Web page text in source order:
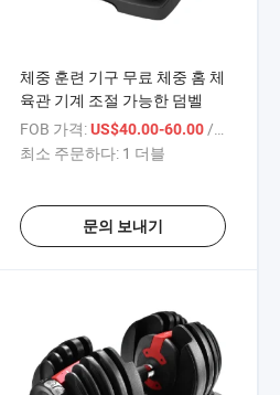
체중 훈련 기구 무료 체중 홈 체
육관 기계 조절 가능한 덤벨
FOB 가격: US$40.00-60.00 / 더블
최소 주문하다: 1 더블
문의 보내기